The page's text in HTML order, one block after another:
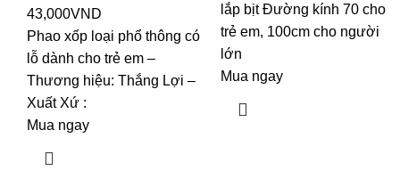
43,000VND
Phao xốp loại phổ thông có
lỗ dành cho trẻ em –
Thương hiệu: Thắng Lợi –
Xuất Xứ :
Mua ngay
lắp bịt Đường kính 70 cho
trẻ em, 100cm cho người
lớn
Mua ngay